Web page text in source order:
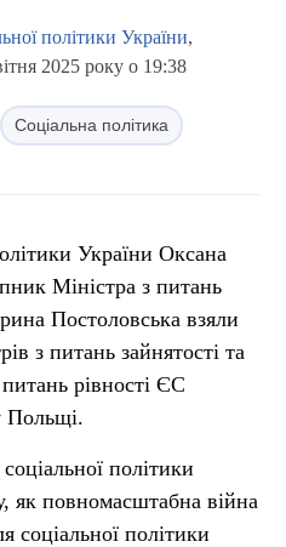
політики України,
2025 року о 19:38
Соціальна політика
України Оксана
Міністра з питань
Постоловська взяли
з питань зайнятості та
рівності ЄС
Польщі.
політики
як повномасштабна війна
соціальної політики